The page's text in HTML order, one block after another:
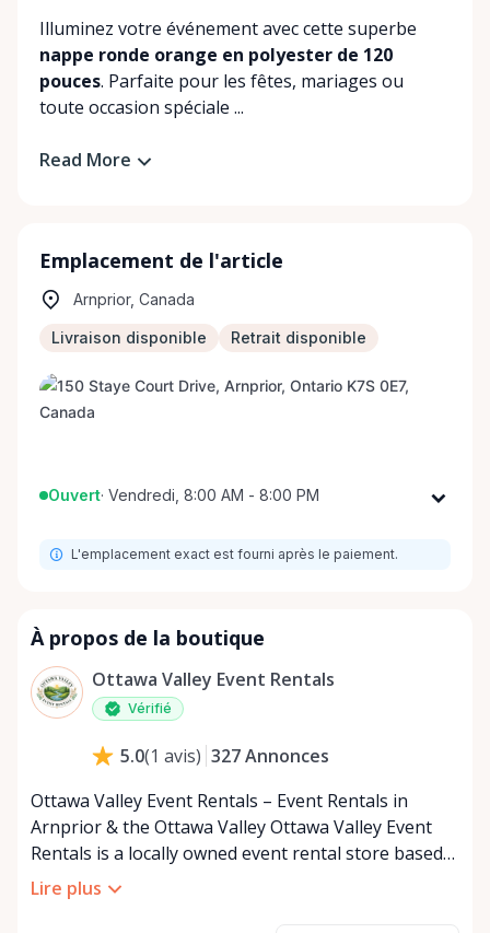
Illuminez votre événement avec cette superbe
nappe ronde orange en polyester de 120
pouces. Parfaite pour les fêtes, mariages ou
toute occasion spéciale ...
Read More
Emplacement de l'article
Arnprior, Canada
Livraison disponible Retrait disponible
Ouvert· Vendredi, 8:00 AM - 8:00 PM
Mardi
8:00 AM - 8:00 PM
Samedi
8:00 AM - 8:00 PM
Dimanche
L'emplacement exact est fourni après le paiement.
À propos de la boutique
Ottawa Valley Event Rentals
Vérifié
5.0(1 avis) 327Annonces
Ottawa Valley Event Rentals – Event Rentals in
Arnprior & the Ottawa Valley Ottawa Valley Event
Rentals is a locally owned event rental store based
in Arnprior, Ontario, proudly serving the Ottawa
Valley and surrounding communities. We help make
Lire plus